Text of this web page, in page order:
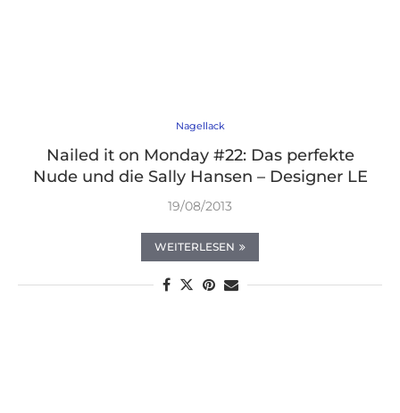
Nagellack
Nailed it on Monday #22: Das perfekte
Nude und die Sally Hansen – Designer LE
19/08/2013
WEITERLESEN